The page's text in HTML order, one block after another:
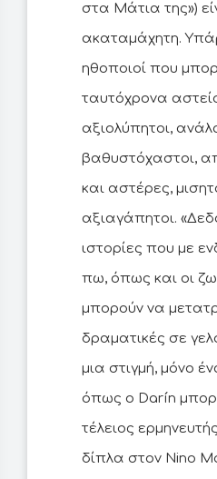
στα Μάτια της»)
ακαταμάχητη.
ηθοποιοί που
ταυτόχρονα
αξιολύπητοι,
βαθυστόχαστοι,
και αστέρες,
αξιαγάπητοι.
ιστορίες που με
πω, όπως και οι
μπορούν να
δραματικές σε
μια στιγμή, μόνο
όπως ο Darín
τέλειος
δίπλα στον Nino